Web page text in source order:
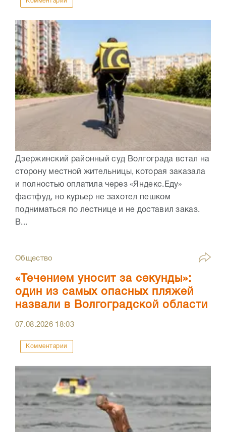
Дзержинский районный суд Волгограда встал на
сторону местной жительницы, которая заказала
и полностью оплатила через «Яндекс.Еду»
фастфуд, но курьер не захотел пешком
подниматься по лестнице и не доставил заказ.
В...
Общество
«Течением уносит за секунды»:
один из самых опасных пляжей
назвали в Волгоградской области
07.08.2026 18:03
Комментарии